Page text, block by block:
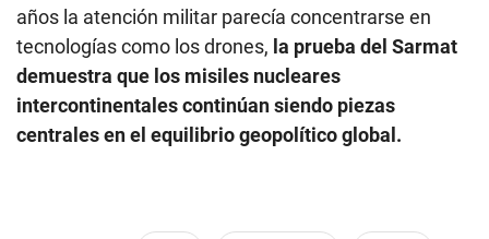
años la atención militar parecía concentrarse en
tecnologías como los drones, la prueba del Sarmat
demuestra que los misiles nucleares
intercontinentales continúan siendo piezas
centrales en el equilibrio geopolítico global.